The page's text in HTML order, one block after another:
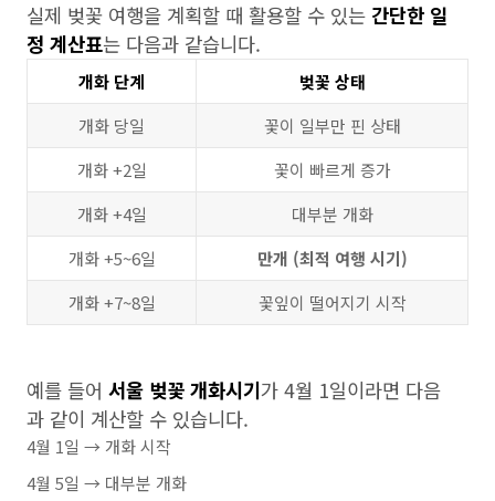
실제 벚꽃 여행을 계획할 때 활용할 수 있는 간단한 일
정 계산표는 다음과 같습니다.
개화 단계
벚꽃 상태
개화 당일
꽃이 일부만 핀 상태
개화 +2일
꽃이 빠르게 증가
개화 +4일
대부분 개화
개화 +5~6일
만개 (최적 여행 시기)
개화 +7~8일
꽃잎이 떨어지기 시작
예를 들어 서울 벚꽃 개화시기가 4월 1일이라면 다음
과 같이 계산할 수 있습니다.
4월 1일 → 개화 시작
4월 5일 → 대부분 개화